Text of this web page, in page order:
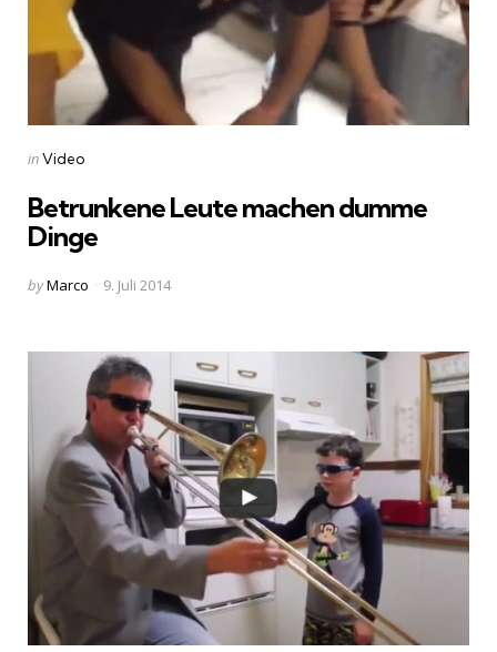
Categories
Posted
inVideo
Betrunkene Leute machen dumme
Dinge
Posted
byMarco 9. Juli 2014